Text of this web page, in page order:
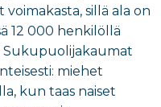
sillä ala on
12 000 henkilöllä
Sukupuolijakaumat
miehet
kun taas naiset